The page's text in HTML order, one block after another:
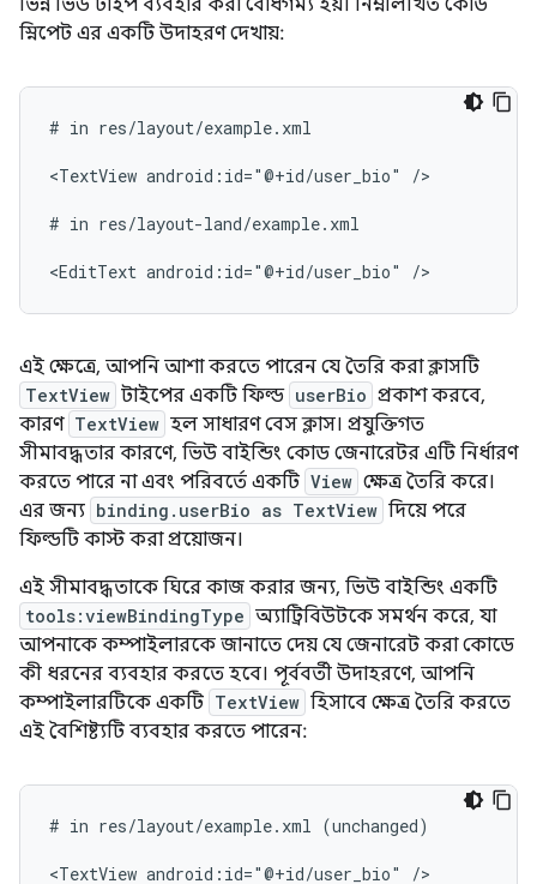
ভিন্ন ভিউ টাইপ ব্যবহার করা বোধগম্য হয়। নিম্নলিখিত কোড
স্নিপেট এর একটি উদাহরণ দেখায়:
# in res/layout/example.xml
<TextView android:id="@+id/user_bio" />
# in res/layout-land/example.xml
<EditText android:id="@+id/user_bio"
এই ক্ষেত্রে, আপনি আশা করতে পারেন যে তৈরি করা ক্লাসটি
TextView টাইপের একটি ফিল্ড userBio প্রকাশ করবে,
কারণ TextView হল সাধারণ বেস ক্লাস। প্রযুক্তিগত
সীমাবদ্ধতার কারণে, ভিউ বাইন্ডিং কোড জেনারেটর এটি নির্ধারণ
করতে পারে না এবং পরিবর্তে একটি View ক্ষেত্র তৈরি করে।
এর জন্য binding.userBio as TextView দিয়ে পরে
ফিল্ডটি কাস্ট করা প্রয়োজন।
এই সীমাবদ্ধতাকে ঘিরে কাজ করার জন্য, ভিউ বাইন্ডিং একটি
tools:viewBindingType অ্যাট্রিবিউটকে সমর্থন করে, যা
আপনাকে কম্পাইলারকে জানাতে দেয় যে জেনারেট করা কোডে
কী ধরনের ব্যবহার করতে হবে। পূর্ববর্তী উদাহরণে, আপনি
কম্পাইলারটিকে একটি TextView হিসাবে ক্ষেত্র তৈরি করতে
এই বৈশিষ্ট্যটি ব্যবহার করতে পারেন:
# in res/layout/example.xml (unchanged)
<TextView android:id="@+id/user_bio" />